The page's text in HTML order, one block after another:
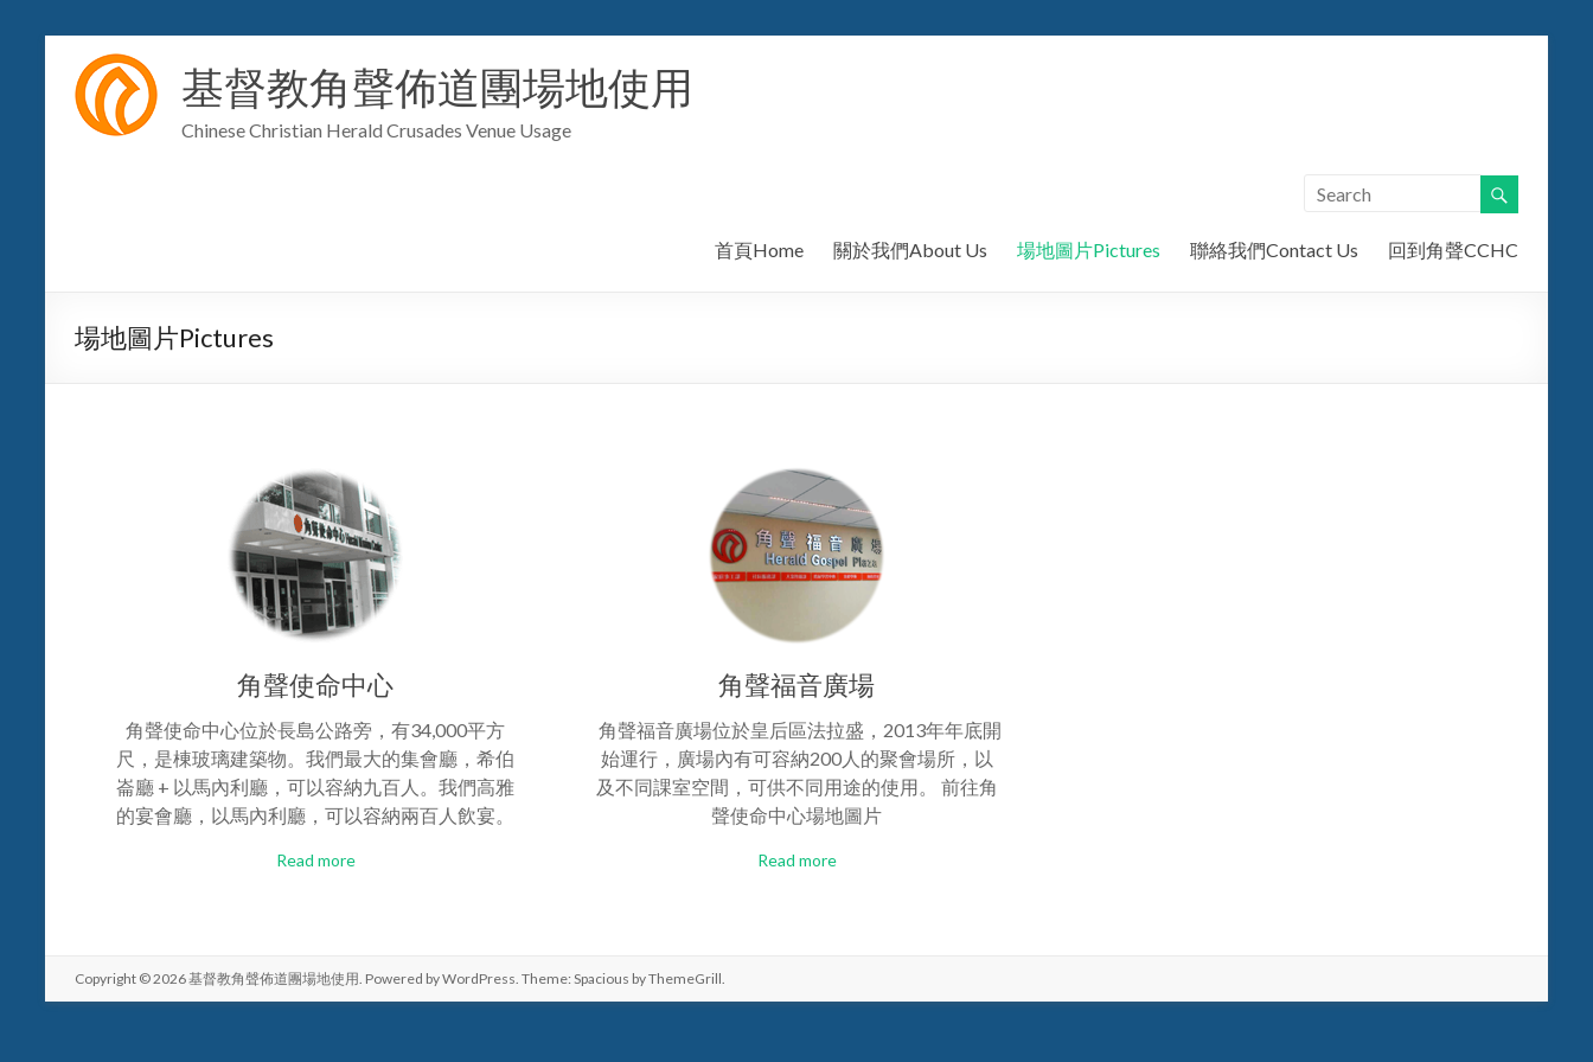
基督教角聲佈道團場地使用
Chinese Christian Herald Crusades Venue Usage
首頁Home 關於我們About Us 場地圖片Pictures 聯絡我們Contact Us 回到角聲CCHC
場地圖片Pictures
角聲使命中心
角聲使命中心位於長島公路旁，有34,000平方
尺，是棟玻璃建築物。我們最大的集會廳，希伯
崙廳 + 以馬內利廳，可以容納九百人。我們高雅
的宴會廳，以馬內利廳，可以容納兩百人飲宴。
Read more
角聲福音廣場
角聲福音廣場位於皇后區法拉盛，2013年年底開
始運行，廣場內有可容納200人的聚會場所，以
及不同課室空間，可供不同用途的使用。 前往角
聲使命中心場地圖片
Read more
Copyright © 2026基督教角聲佈道團場地使用 . Powered byWordPress . Theme: Spacious byThemeGrill